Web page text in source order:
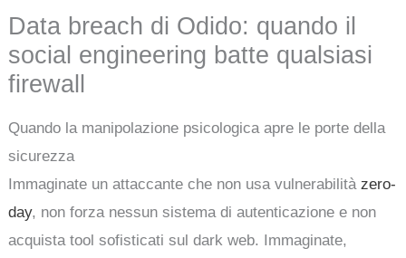
Data breach di Odido: quando il
social engineering batte qualsiasi
firewall
Quando la manipolazione psicologica apre le porte della
sicurezza
Immaginate un attaccante che non usa vulnerabilità zero-
day, non forza nessun sistema di autenticazione e non
acquista tool sofisticati sul dark web. Immaginate,